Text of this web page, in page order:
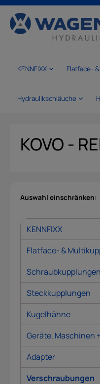
KENNFIXX Flatface-
Hydraulikschläuche
KOVO -
Auswahl einschränken:
KENNFIXX
Flatface- &
Schraubkupplungen
Steckkupplungen
Kugelhähne
Geräte, Maschinen
Adapter
Verschraubungen